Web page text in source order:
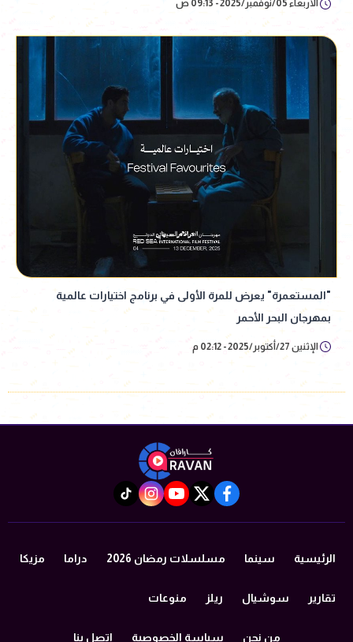
الأربعاء 05/نوفمبر/2025 - 09:13 ص
"المستعمرة" يعرض للمرة الأولى في برنامج اختيارات عالمية
بمهرجان البحر الأحمر
الإثنين 27/أكتوبر/2025 - 02:12 م
facebook
twitter
youtube
instagram
tiktok
الرئيسية سينما مسلسلات رمضان 2026 دراما مزيكا
تقارير سوشيال ريلز منوعات
من نحن سياسة الخصوصية اتصل بنا